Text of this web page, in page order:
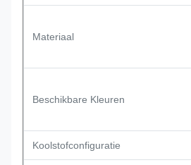
Materiaal
Beschikbare Kleuren
Koolstofconfiguratie